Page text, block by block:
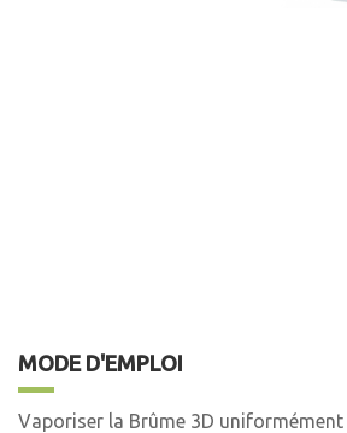
MODE D'EMPLOI
Vaporiser la Brûme 3D